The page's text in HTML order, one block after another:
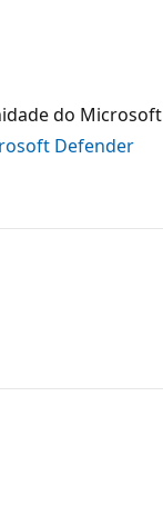
do Microsoft
Defender